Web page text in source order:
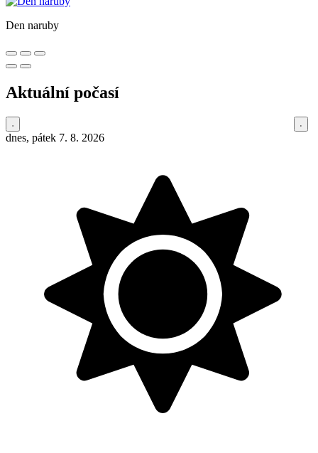
Den naruby
Aktuální počasí
dnes, pátek 7. 8. 2026